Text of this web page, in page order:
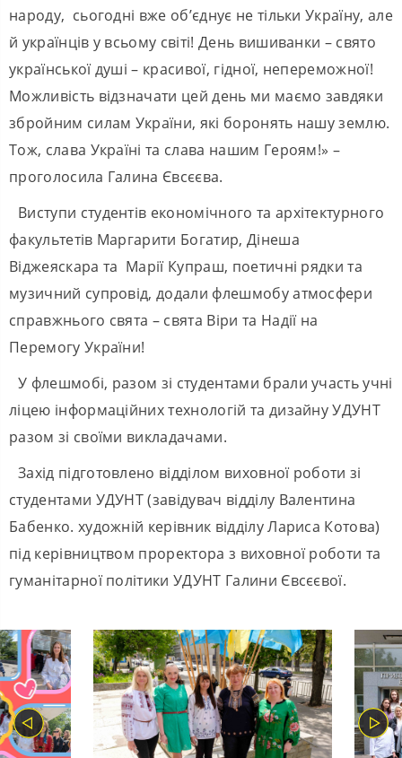
народу, сьогодні вже об’єднує не тільки Україну, але
й українців у всьому світі! День вишиванки – свято
української душі – красивої, гідної, непереможної!
Можливість відзначати цей день ми маємо завдяки
збройним силам України, які боронять нашу землю.
Тож, слава Україні та слава нашим Героям!» –
проголосила Галина Євсєєва.
Виступи студентів економічного та архітектурного
факультетів Маргарити Богатир, Дінеша
Віджеяскара та Марії Купраш, поетичні рядки та
музичний супровід, додали флешмобу атмосфери
справжнього свята – свята Віри та Надії на
Перемогу України!
У флешмобі, разом зі студентами брали участь учні
ліцею інформаційних технологій та дизайну УДУНТ
разом зі своїми викладачами.
Захід підготовлено відділом виховної роботи зі
студентами УДУНТ (завідувач відділу Валентина
Бабенко. художній керівник відділу Лариса Котова)
під керівництвом проректора з виховної роботи та
гуманітарної політики УДУНТ Галини Євсєєвої.